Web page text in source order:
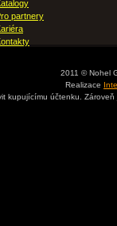
partnery
2011 © Nohel
Realizace
kupujícímu účtenku.